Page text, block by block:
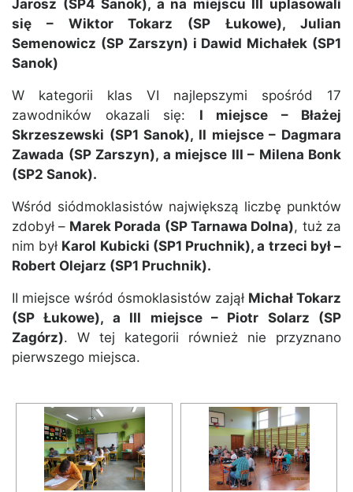
Jarosz (SP4 Sanok), a na miejscu III uplasowali
się – Wiktor Tokarz (SP Łukowe), Julian
Semenowicz (SP Zarszyn) i Dawid Michałek (SP1
Sanok)
W kategorii klas VI najlepszymi spośród 17
zawodników okazali się: I miejsce – Błażej
Skrzeszewski (SP1 Sanok), II miejsce – Dagmara
Zawada (SP Zarszyn), a miejsce III – Milena Bonk
(SP2 Sanok).
Wśród siódmoklasistów największą liczbę punktów
zdobył – Marek Porada (SP Tarnawa Dolna), tuż za
nim był Karol Kubicki (SP1 Pruchnik), a trzeci był –
Robert Olejarz (SP1 Pruchnik).
II miejsce wśród ósmoklasistów zajął Michał Tokarz
(SP Łukowe), a III miejsce – Piotr Solarz (SP
Zagórz). W tej kategorii również nie przyznano
pierwszego miejsca.